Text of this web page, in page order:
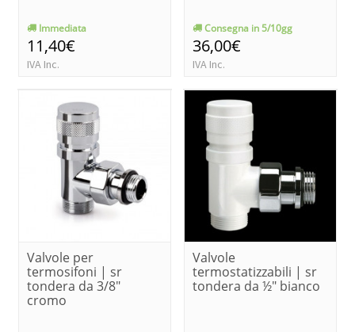
Immediata
11,40€
IVA Inc.
Consegna in 5/10gg
36,00€
IVA Inc.
Valvole per
termosifoni | sr
tondera da 3/8"
cromo
Valvole
termostatizzabili | sr
tondera da ½" bianco